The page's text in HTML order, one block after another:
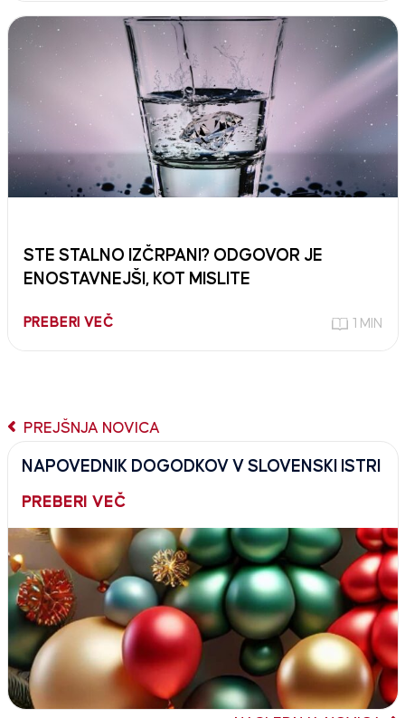
STE STALNO IZČRPANI? ODGOVOR JE
ENOSTAVNEJŠI, KOT MISLITE
PREBERI VEČ 1 MIN
PREJŠNJA NOVICA
NAPOVEDNIK DOGODKOV V SLOVENSKI ISTRI
PREBERI VEČ